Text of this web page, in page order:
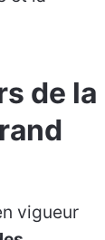
de la
vigueur